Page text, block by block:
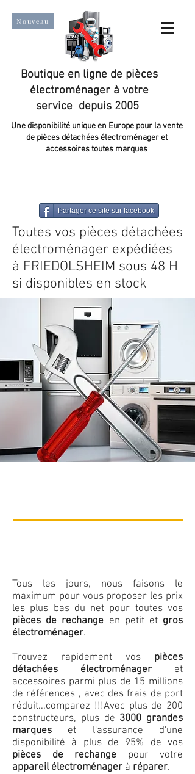
Nouveau
Boutique en ligne de pièces
électroménager à votre
service depuis 2005
Une disponibilité unique en Europe pour la vente
de pièces détachées électroménager et
accessoires toutes marques
Partager ce site sur facebook
Toutes vos pièces détachées
électroménager expédiées
à FRIEDOLSHEIM sous 48 H
si disponibles en stock
Tous les jours, nous faisons le
maximum pour vous proposer les prix
les plus bas du net pour toutes vos
pièces de rechange en petit et gros
électroménager.
Trouvez rapidement vos pièces
détachées électroménager et
accessoires parmi plus de 15 millions
de références , avec des frais de port
réduit...comparez !!!Avec plus de 200
constructeurs, plus de 3000 grandes
marques et l'assurance d'une
disponibilité à plus de 95% de vos
pièces de rechange pour votre
appareil électroménager à réparer.